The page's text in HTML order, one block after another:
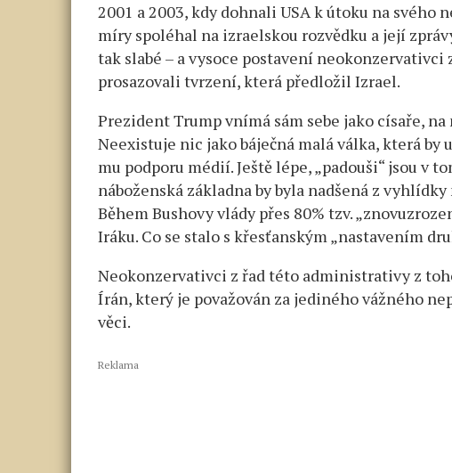
2001 a 2003, kdy dohnali USA k útoku na svého
míry spoléhal na izraelskou rozvědku a její
tak slabé – a vysoce postavení
prosazovali tvrzení, která předložil Izrael.
Prezident Trump vnímá sám sebe jako císaře,
Neexistuje nic jako báječná malá válka, která
mu podporu médií. Ještě lépe, „padouši“ jsou v
náboženská základna by byla nadšená z
Během Bushovy vlády přes 80% tzv.
Iráku. Co se stalo s křesťanským „nastavením
Neokonzervativci z řad této administrativy z
Írán, který je považován za jediného vážného
věci.
Reklama